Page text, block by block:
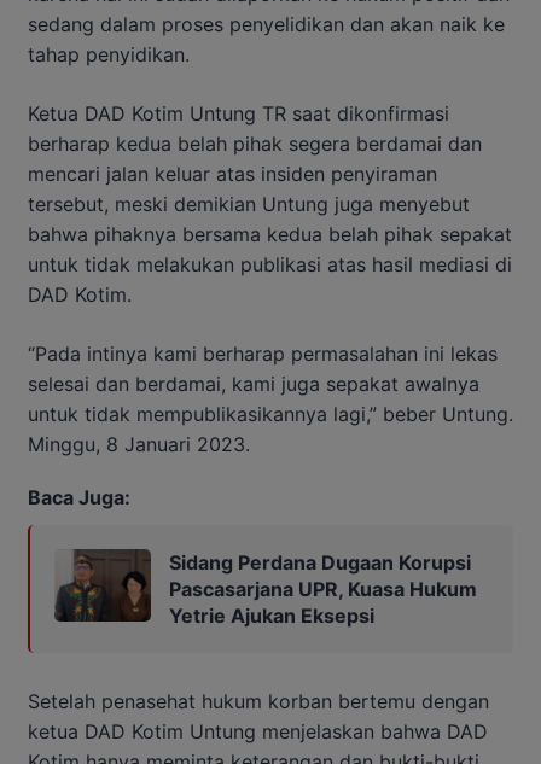
sedang dalam proses penyelidikan dan akan naik ke
tahap penyidikan.
Ketua DAD Kotim Untung TR saat dikonfirmasi
berharap kedua belah pihak segera berdamai dan
mencari jalan keluar atas insiden penyiraman
tersebut, meski demikian Untung juga menyebut
bahwa pihaknya bersama kedua belah pihak sepakat
untuk tidak melakukan publikasi atas hasil mediasi di
DAD Kotim.
“Pada intinya kami berharap permasalahan ini lekas
selesai dan berdamai, kami juga sepakat awalnya
untuk tidak mempublikasikannya lagi,” beber Untung.
Minggu, 8 Januari 2023.
Baca Juga:
Sidang Perdana Dugaan Korupsi
Pascasarjana UPR, Kuasa Hukum
Yetrie Ajukan Eksepsi
Setelah penasehat hukum korban bertemu dengan
ketua DAD Kotim Untung menjelaskan bahwa DAD